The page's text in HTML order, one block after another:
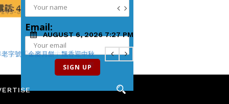
AUGUST 6, 2026 7:27 PM
早安】8/6 灣區老中地方新聞摘
要
Email: